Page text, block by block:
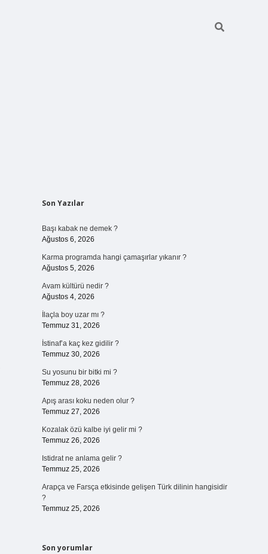
Sidebar
Son Yazılar
Başı kabak ne demek ?
Ağustos 6, 2026
Karma programda hangi çamaşırlar yıkanır ?
Ağustos 5, 2026
Avam kültürü nedir ?
Ağustos 4, 2026
İlaçla boy uzar mı ?
Temmuz 31, 2026
İstinaf’a kaç kez gidilir ?
Temmuz 30, 2026
Su yosunu bir bitki mi ?
Temmuz 28, 2026
Apış arası koku neden olur ?
Temmuz 27, 2026
Kozalak özü kalbe iyi gelir mi ?
Temmuz 26, 2026
Istidrat ne anlama gelir ?
Temmuz 25, 2026
Arapça ve Farsça etkisinde gelişen Türk dilinin hangisidir
?
Temmuz 25, 2026
Son yorumlar